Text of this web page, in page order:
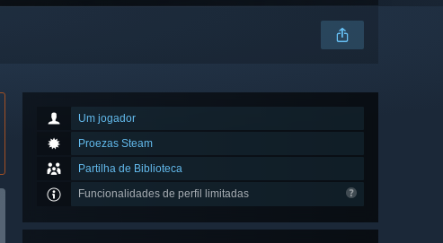
Um jogador
Proezas Steam
Partilha de Biblioteca
Funcionalidades de perfil limitadas